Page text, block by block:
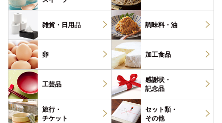
雑貨・ 日用品 調味料・ 油
卵 加工食品
工芸品
感謝状・
記念品
旅行・
チケット
セット類・
その他